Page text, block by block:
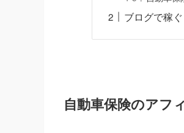
ブログで稼
自動車保険のアフ